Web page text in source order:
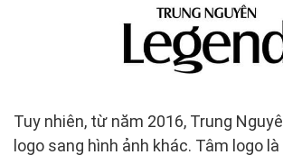
Tuy nhiên, từ năm 2016, Trung
logo sang hình ảnh khác. Tâm logo